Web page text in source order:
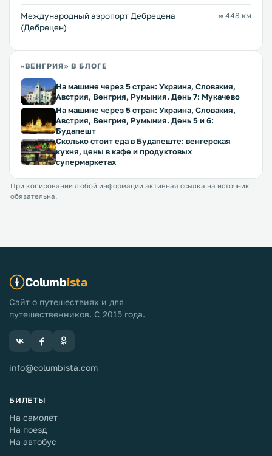
Международный аэропорт Дебрецена
(Дебрецен)
≈ 448 км
«ВЕНГРИЯ» В БЛОГЕ
На машине через 5 стран: Украина, Словакия,
Австрия, Венгрия, Румыния. День 7: Мукачево
На машине через 5 стран: Украина, Словакия,
Австрия, Венгрия, Румыния. День 5 и 6:
Будапешт
Сколько стоит еда в Будапеште: венгерская
кухня, цены в кафе и продуктовых
супермаркетах
При копировании любой информации активная ссылка на источник
обязательна.
Columbista
Сайт о путешествиях и для
путешественников. С 2015 года.
info@columbista.com
БИЛЕТЫ
На самолёт
На поезд
На автобус